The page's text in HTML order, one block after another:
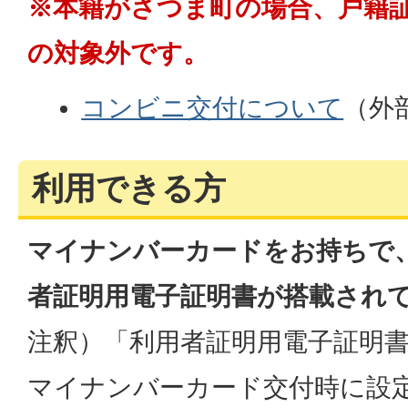
※本籍がさつま町の場合、戸籍
の対象外です。
コンビニ交付について
（
利用できる方
マイナンバーカードをお持ちで
者証明用電子証明書が搭載され
注釈）「利用者証明用電子証明
マイナンバーカード交付時に設